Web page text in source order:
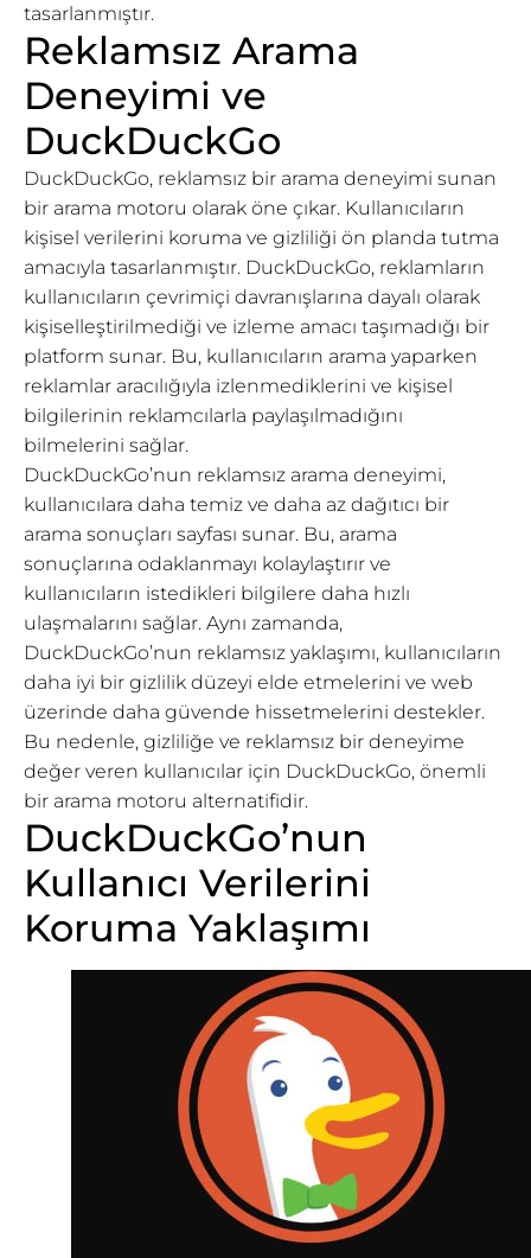
tasarlanmıştır.
Reklamsız Arama
Deneyimi ve
DuckDuckGo
DuckDuckGo, reklamsız bir arama deneyimi sunan
bir arama motoru olarak öne çıkar. Kullanıcıların
kişisel verilerini koruma ve gizliliği ön planda tutma
amacıyla tasarlanmıştır. DuckDuckGo, reklamların
kullanıcıların çevrimiçi davranışlarına dayalı olarak
kişiselleştirilmediği ve izleme amacı taşımadığı bir
platform sunar. Bu, kullanıcıların arama yaparken
reklamlar aracılığıyla izlenmediklerini ve kişisel
bilgilerinin reklamcılarla paylaşılmadığını
bilmelerini sağlar.
DuckDuckGo’nun reklamsız arama deneyimi,
kullanıcılara daha temiz ve daha az dağıtıcı bir
arama sonuçları sayfası sunar. Bu, arama
sonuçlarına odaklanmayı kolaylaştırır ve
kullanıcıların istedikleri bilgilere daha hızlı
ulaşmalarını sağlar. Aynı zamanda,
DuckDuckGo’nun reklamsız yaklaşımı, kullanıcıların
daha iyi bir gizlilik düzeyi elde etmelerini ve web
üzerinde daha güvende hissetmelerini destekler.
Bu nedenle, gizliliğe ve reklamsız bir deneyime
değer veren kullanıcılar için DuckDuckGo, önemli
bir arama motoru alternatifidir.
DuckDuckGo’nun
Kullanıcı Verilerini
Koruma Yaklaşımı